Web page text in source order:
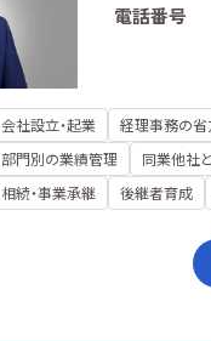
電話番号
会社設立・起業 経理事務の省
部門別の業績管理
同業他社
相続・事業承継
後継者育成